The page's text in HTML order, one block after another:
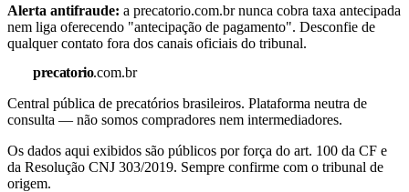
Alerta antifraude: a precatorio.com.br nunca cobra taxa antecipada
nem liga oferecendo "antecipação de pagamento". Desconfie de
qualquer contato fora dos canais oficiais do tribunal.
precatorio.com.br
Central pública de precatórios brasileiros. Plataforma neutra de
consulta — não somos compradores nem intermediadores.
Os dados aqui exibidos são públicos por força do art. 100 da CF e
da Resolução CNJ 303/2019. Sempre confirme com o tribunal de
origem.